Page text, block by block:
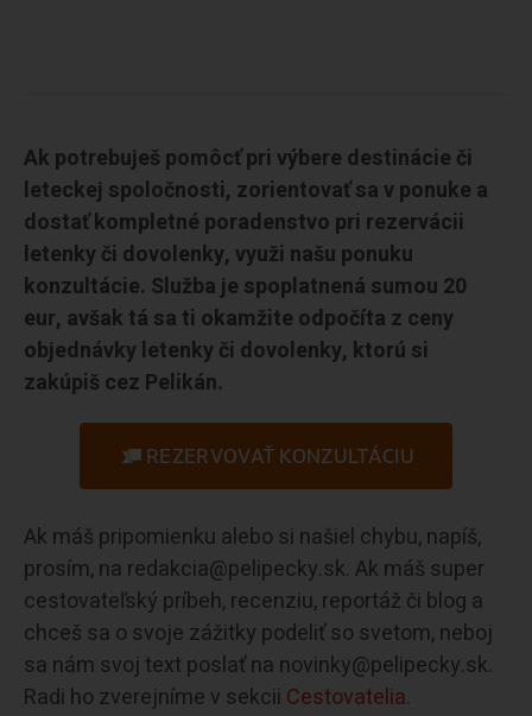
Ak potrebuješ pomôcť pri výbere destinácie či
leteckej spoločnosti, zorientovať sa v ponuke a
dostať kompletné poradenstvo pri rezervácii
letenky či dovolenky, využi našu ponuku
konzultácie. Služba je spoplatnená sumou 20
eur, avšak tá sa ti okamžite odpočíta z ceny
objednávky letenky či dovolenky, ktorú si
zakúpiš cez Pelikán.
REZERVOVAŤ KONZULTÁCIU
Ak máš pripomienku alebo si našiel chybu, napíš,
prosím, na redakcia@pelipecky.sk. Ak máš super
cestovateľský príbeh, recenziu, reportáž či blog a
chceš sa o svoje zážitky podeliť so svetom, neboj
sa nám svoj text poslať na novinky@pelipecky.sk.
Radi ho zverejníme v sekcii Cestovatelia.